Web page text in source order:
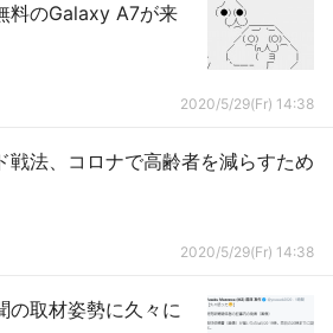
料のGalaxy A7が来
2020/5/29(Fr) 14:38
戦法、コロナで高齢者を減らすため
2020/5/29(Fr) 14:38
の取材姿勢に久々に